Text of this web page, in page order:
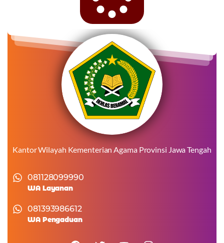
Kantor Wilayah Kementerian Agama Provinsi Jawa Tengah
081128099990
WA Layanan
081393986612
WA Pengaduan